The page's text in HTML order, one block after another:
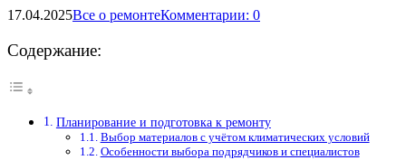
17.04.2025Все о ремонтеКомментарии: 0
Содержание:
Планирование и подготовка к ремонту
Выбор материалов с учётом климатических условий
Особенности выбора подрядчиков и специалистов